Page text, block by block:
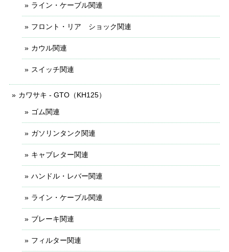
ライン・ケーブル関連
フロント・リア ショック関連
カウル関連
スイッチ関連
カワサキ - GTO（KH125）
ゴム関連
ガソリンタンク関連
キャブレター関連
ハンドル・レバー関連
ライン・ケーブル関連
ブレーキ関連
フィルター関連